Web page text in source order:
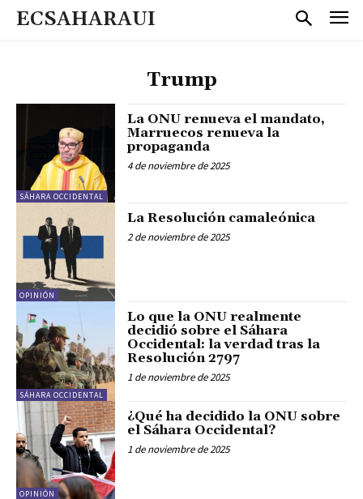
ECSAHARAUI
Trump
SÁHARA OCCIDENTAL
La ONU renueva el mandato,
Marruecos renueva la
propaganda
4 de noviembre de 2025
OPINIÓN
La Resolución camaleónica
2 de noviembre de 2025
SÁHARA OCCIDENTAL
Lo que la ONU realmente
decidió sobre el Sáhara
Occidental: la verdad tras la
Resolución 2797
1 de noviembre de 2025
OPINIÓN
¿Qué ha decidido la ONU sobre
el Sáhara Occidental?
1 de noviembre de 2025